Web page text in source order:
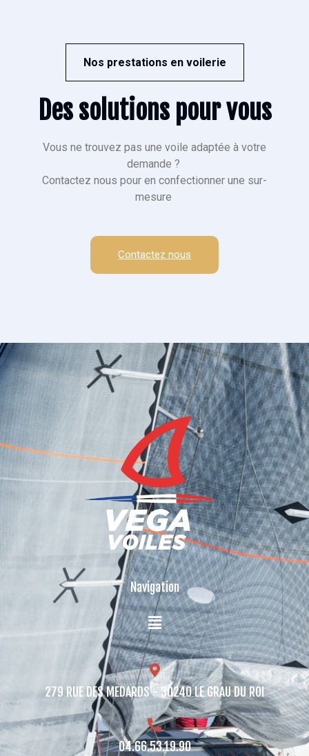
Nos prestations en voilerie
Des solutions pour vous
Vous ne trouvez pas une voile adaptée à votre
demande ?
Contactez nous pour en confectionner une sur-
mesure
Contactez nous
Navigation
279 RUE DES MEDARDS - 30240 LE GRAU DU ROI​
04.66.53.19.90